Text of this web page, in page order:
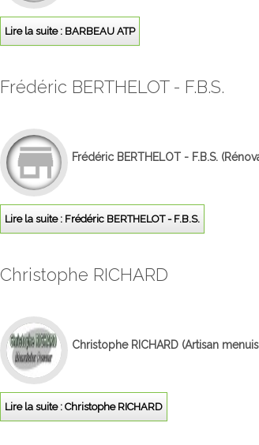
Lire la suite : BARBEAU ATP
Frédéric BERTHELOT - F.B.S.
Frédéric BERTHELOT - F.B.S.
Lire la suite : Frédéric BERTHELOT - F.B.S.
Christophe RICHARD
Christophe RICHARD (Artisan
Lire la suite : Christophe RICHARD